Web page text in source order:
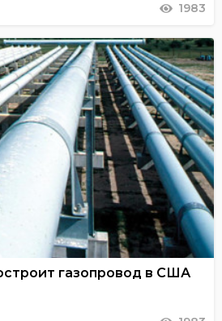
1983
газопровод в США